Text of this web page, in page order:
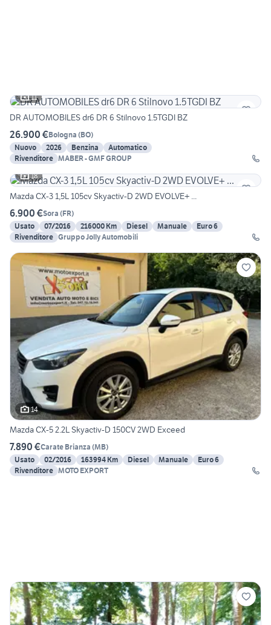
11
DR AUTOMOBILES dr6 DR 6 Stilnovo 1.5TGDI BZ
26.900 €Bologna (BO)
Nuovo
2026 Benzina
Automatico
Rivenditore MABER - GMF GROUP
18
Mazda CX-3 1,5L 105cv Skyactiv-D 2WD EVOLVE+ ...
6.900 €Sora (FR)
Usato
07/2016 216000 Km Diesel Manuale
Euro 6
Rivenditore Gruppo Jolly Automobili
14
Mazda CX-5 2.2L Skyactiv-D 150CV 2WD Exceed
7.890 €Carate Brianza (MB)
Usato
02/2016 163994 Km Diesel Manuale
Euro 6
Rivenditore MOTO EXPORT